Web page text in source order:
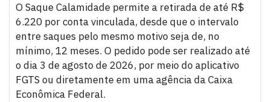
O Saque Calamidade permite a retirada de até R$
6.220 por conta vinculada, desde que o intervalo
entre saques pelo mesmo motivo seja de, no
mínimo, 12 meses. O pedido pode ser realizado até
o dia 3 de agosto de 2026, por meio do aplicativo
FGTS ou diretamente em uma agência da Caixa
Econômica Federal.